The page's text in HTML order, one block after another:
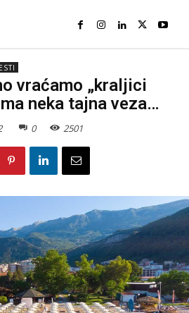
vraćamo „kraljici
neka tajna veza…
0 2501